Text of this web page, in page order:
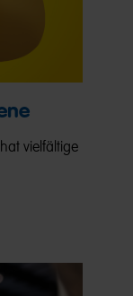
vielfältige